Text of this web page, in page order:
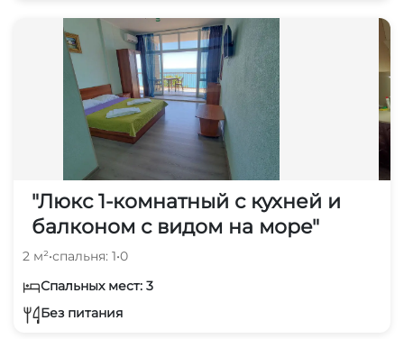
"Люкс 1-комнатный с кухней и
балконом с видом на море"
2 м²•спальня: 1•0
Спальных мест: 3
Без питания